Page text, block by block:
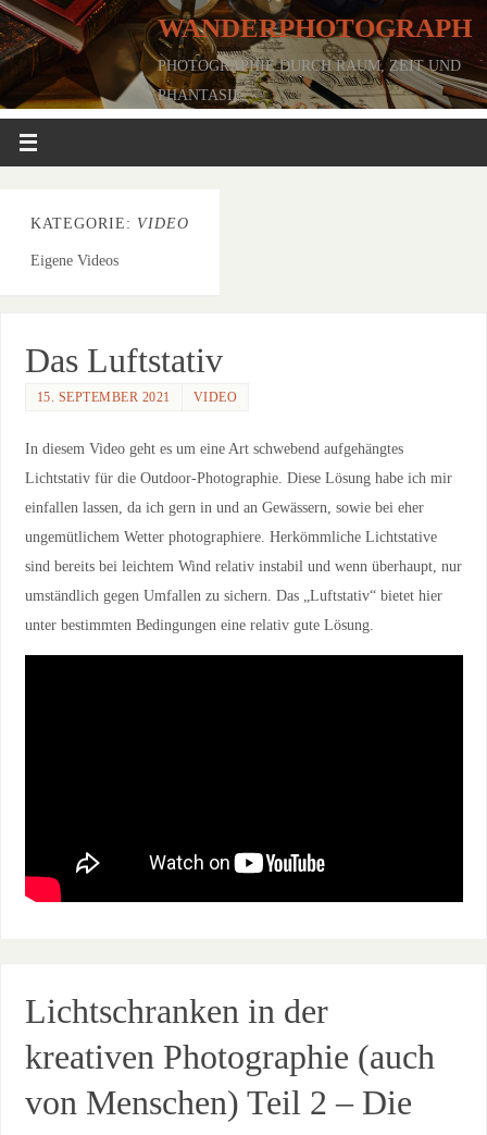
WANDERPHOTOGRAPH
PHOTOGRAPHIE DURCH RAUM, ZEIT UND
PHANTASIE
KATEGORIE: VIDEO
Eigene Videos
Das Luftstativ
15. SEPTEMBER 2021 VIDEO
In diesem Video geht es um eine Art schwebend aufgehängtes
Lichtstativ für die Outdoor-Photographie. Diese Lösung habe ich mir
einfallen lassen, da ich gern in und an Gewässern, sowie bei eher
ungemütlichem Wetter photographiere. Herkömmliche Lichtstative
sind bereits bei leichtem Wind relativ instabil und wenn überhaupt, nur
umständlich gegen Umfallen zu sichern. Das „Luftstativ“ bietet hier
unter bestimmten Bedingungen eine relativ gute Lösung.
Lichtschranken in der
kreativen Photographie (auch
von Menschen) Teil 2 – Die